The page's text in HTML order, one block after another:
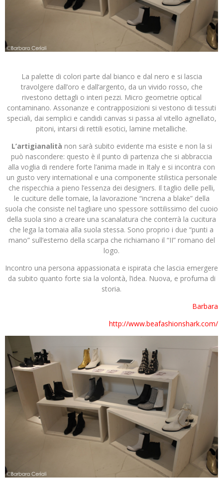
La palette di colori parte dal bianco e dal nero e si lascia
travolgere dall’oro e dall’argento, da un vivido rosso, che
rivestono dettagli o interi pezzi. Micro geometrie optical
contaminano. Assonanze e contrapposizioni si vestono di tessuti
speciali, dai semplici e candidi canvas si passa al vitello agnellato,
pitoni, intarsi di rettili esotici, lamine metalliche.
L’artigianalità non sarà subito evidente ma esiste e non la si
può nascondere: questo è il punto di partenza che si abbraccia
alla voglia di rendere forte l’anima made in Italy e si incontra con
un gusto very international e una componente stilistica personale
che rispecchia a pieno l’essenza dei designers. Il taglio delle pelli,
le cuciture delle tomaie, la lavorazione “increna a blake” della
suola che consiste nel tagliare uno spessore sottilissimo del cuoio
della suola sino a creare una scanalatura che conterrà la cucitura
che lega la tomaia alla suola stessa. Sono proprio i due “punti a
mano” sull’esterno della scarpa che richiamano il “II” romano del
logo.
Incontro una persona appassionata e ispirata che lascia emergere
da subito quanto forte sia la volontà, l’idea. Nuova, e profuma di
storia.
Barbara
http://www.beafashionshark.com/